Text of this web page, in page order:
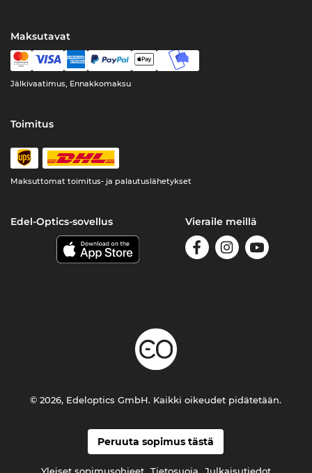
Maksutavat
Jälkivaatimus, Ennakkomaksu
Toimitus
Maksuttomat toimitus- ja palautuslähetykset
Edel-Optics-sovellus Vieraile meillä
Peruuta sopimus tästä
Yleiset sopimusohjeet Tietosuoja Julkaisutiedot
© 2026, Edeloptics GmbH. Kaikki oikeudet pidätetään.